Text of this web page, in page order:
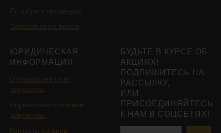
Подобрать процедуру
Записаться на приём
ЮРИДИЧЕСКАЯ
ИНФОРМАЦИЯ
Организационные
документы
Нормативно-правовые
документы
Контакты органов
БУДЬТЕ В КУРСЕ ОБ
АКЦИЯХ!
ПОДПИШИТЕСЬ НА
РАССЫЛКУ,
ИЛИ
ПРИСОЕДИНЯЙТЕСЬ
К НАМ В СОЦСЕТЯХ!